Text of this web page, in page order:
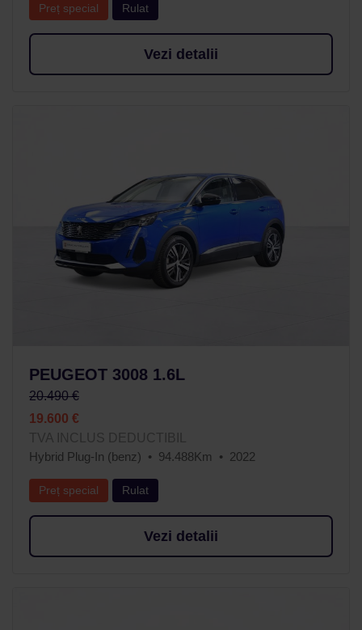
Preț special Rulat
Vezi detalii
PEUGEOT 3008 1.6L
20.490 €
19.600 €
TVA INCLUS DEDUCTIBIL
Hybrid Plug-In (benz)
94.488Km 2022
Preț special Rulat
Vezi detalii